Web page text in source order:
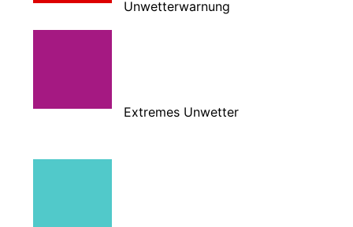
Unwetterwarnung
Extremes Unwetter